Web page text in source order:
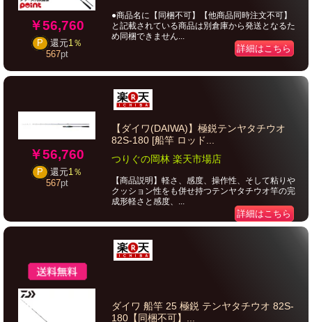
￥56,760
P 還元1％
567pt
●商品名に【同梱不可】【他商品同時注文不可】
と記載されている商品は別倉庫から発送となるた
め同梱できません...
詳細はこちら
￥56,760
P 還元1％
567pt
【ダイワ(DAIWA)】極鋭テンヤタチウオ
82S-180 [船竿 ロッド...
つりぐの岡林 楽天市場店
【商品説明】軽さ、感度、操作性、そして粘りや
クッション性をも併せ持つテンヤタチウオ竿の完
成形軽さと感度、...
詳細はこちら
ダイワ 船竿 25 極鋭 テンヤタチウオ 82S-
180【同梱不可】...